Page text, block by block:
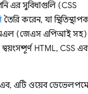
এর সুবিধাগুলি (CSS
তৈরি করেন, যা
(জেএস এপিআই সহ)
HTML, CSS
এটি ওয়েব